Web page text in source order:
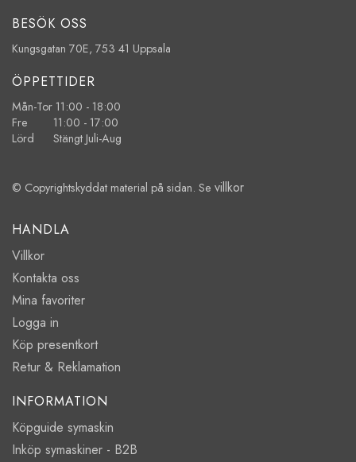
BESÖK OSS
Kungsgatan 70E, 753 41 Uppsala
ÖPPETTIDER
Mån-Tor 11:00 - 18:00
Fre 11:00 - 17:00
Lörd Stängt Juli-Aug
© Copyrightskyddat material på sidan. Se villkor
HANDLA
Villkor
Kontakta oss
Mina favoriter
Logga in
Köp presentkort
Retur & Reklamation
INFORMATION
Köpguide symaskin
Inköp symaskiner - B2B